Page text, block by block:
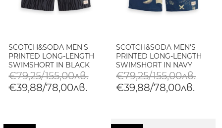
SCOTCH&SODA MEN'S
PRINTED LONG-LENGTH
SWIMSHORT IN BLACK
€79,25/155,00лв.
€39,88/78,00лв.
SCOTCH&SODA MEN'S
PRINTED LONG-LENGTH
SWIMSHORT IN NAVY
€79,25/155,00лв.
€39,88/78,00лв.